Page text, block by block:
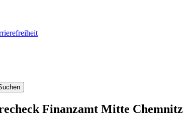
Finanzamt Mitte Chemnitz